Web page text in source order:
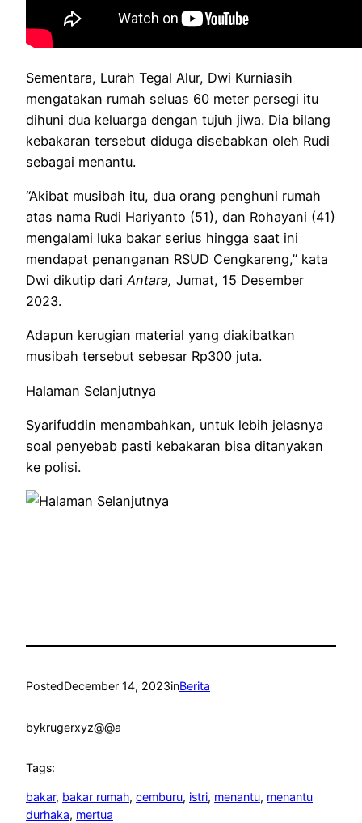
Sementara, Lurah Tegal Alur, Dwi Kurniasih
mengatakan rumah seluas 60 meter persegi itu
dihuni dua keluarga dengan tujuh jiwa. Dia bilang
kebakaran tersebut diduga disebabkan oleh Rudi
sebagai menantu.
“Akibat musibah itu, dua orang penghuni rumah
atas nama Rudi Hariyanto (51), dan Rohayani (41)
mengalami luka bakar serius hingga saat ini
mendapat penanganan RSUD Cengkareng,” kata
Dwi dikutip dariAntara, Jumat, 15 Desember
2023.
Adapun kerugian material yang diakibatkan
musibah tersebut sebesar Rp300 juta.
Halaman Selanjutnya
Syarifuddin menambahkan, untuk lebih jelasnya
soal penyebab pasti kebakaran bisa ditanyakan
ke polisi.
PostedDecember 14, 2023inBerita
bykrugerxyz@@a
Tags:
bakar, bakar rumah, cemburu, istri, menantu, menantu
durhaka, mertua